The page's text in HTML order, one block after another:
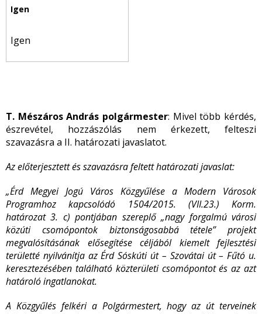
Igen
T. Mészáros András polgármester: Mivel több kérdés,
észrevétel, hozzászólás nem érkezett, felteszi
szavazásra a II. határozati javaslatot.
Az előterjesztett és szavazásra feltett határozati javaslat:
„Érd Megyei Jogú Város Közgyűlése a Modern Városok
Programhoz kapcsolódó 1504/2015. (VII.23.) Korm.
határozat 3. c) pontjában szereplő „nagy forgalmú városi
közúti csomópontok biztonságosabbá tétele” projekt
megvalósításának elősegítése céljából kiemelt fejlesztési
területté nyilvánítja az Érd Sóskúti út – Szovátai út – Fűtó u.
keresztezésében található közterületi csomópontot és az azt
határoló ingatlanokat.
A Közgyűlés felkéri a Polgármestert, hogy az út terveinek